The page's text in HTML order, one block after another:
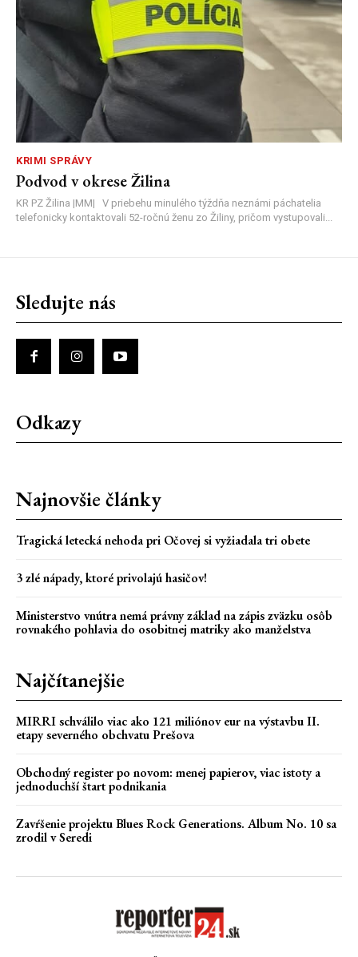
KRIMI SPRÁVY
Podvod v okrese Žilina
KR PZ Žilina |MM| V priebehu minulého týždňa neznámi páchatelia
telefonicky kontaktovali 52-ročnú ženu zo Žiliny, pričom vystupovali...
Sledujte nás
Odkazy
Najnovšie články
Tragická letecká nehoda pri Očovej si vyžiadala tri obete
3 zlé nápady, ktoré privolajú hasičov!
Ministerstvo vnútra nemá právny základ na zápis zväzku osôb
rovnakého pohlavia do osobitnej matriky ako manželstva
Najčítanejšie
MIRRI schválilo viac ako 121 miliónov eur na výstavbu II.
etapy severného obchvatu Prešova
Obchodný register po novom: menej papierov, viac istoty a
jednoduchší štart podnikania
Zavŕšenie projektu Blues Rock Generations. Album No. 10 sa
zrodil v Seredi